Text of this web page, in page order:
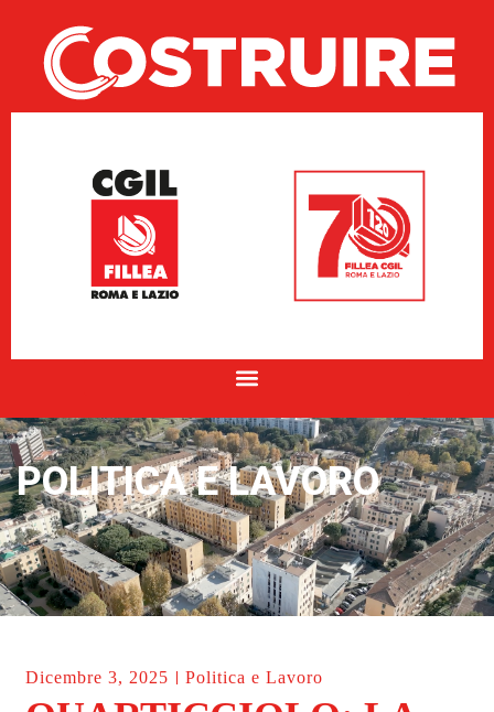
POLITICA E LAVORO
Dicembre 3, 2025 Politica e Lavoro